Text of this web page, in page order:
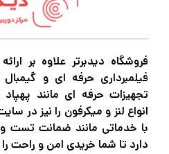
اگر به دنبال تجربه
ایده‌آلی برای شما هستند.
تکنولوژی پیشرفته‌ای که در
تصاویری شفاف و با جزئیات
با خرید ازفروشگاه دیدبرتر
فروشگاه دیدبرتر علاوه بر
فیلمبرداری حرفه ای و
تجهیزات حرفه ای مانند پهپاد
انواع لنز و میکرفون را نیز در
با خدماتی مانند ضمانت تست
دارد تا شما خریدی امن و راحت